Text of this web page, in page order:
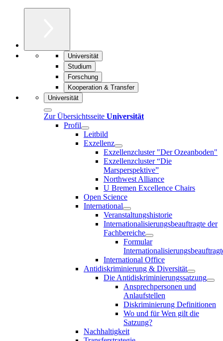
Universität
Studium
Forschung
Kooperation & Transfer
Universität
Zur Übersichtsseite Universität
Profil
Leitbild
Exzellenz
Exzellenzcluster "Der Ozeanboden"
Exzellenzcluster “Die
Marsperspektive”
Northwest Alliance
U Bremen Excellence Chairs
Open Science
International
Veranstaltungshistorie
Internationalisierungsbeauftragte der
Fachbereiche
Formular
International Office
Antidiskriminierung & Diversität
Die Antidiskriminierungssatzung
Ansprechpersonen und
Anlaufstellen
Diskriminierung Definitionen
Wo und für Wen gilt die
Satzung?
Nachhaltigkeit